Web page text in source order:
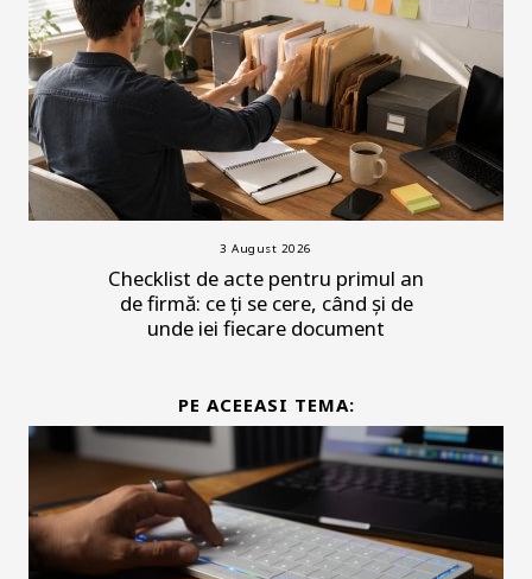
3 August 2026
Checklist de acte pentru primul an
de firmă: ce ți se cere, când și de
unde iei fiecare document
PE ACEEASI TEMA: